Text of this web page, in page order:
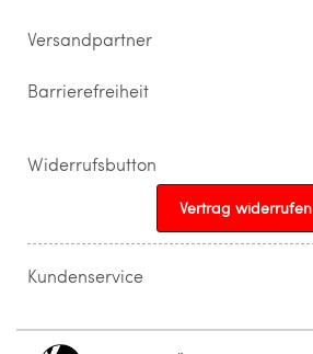
Versandpartner
Barrierefreiheit
Widerrufsbutton
Vertrag widerrufen
Kundenservice
info@topparfuemerie.de